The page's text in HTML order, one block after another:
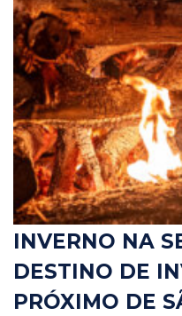
INVERNO NA
DESTINO DE
PRÓXIMO DE